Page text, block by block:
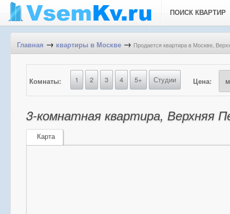
ПОИСК КВАРТИР
Главная → квартиры в Москве → Продается квартира в Москве,
Комнаты: 1 2 3 4 5+ Студии Цена:
3-комнатная квартира, Верхняя
Карта